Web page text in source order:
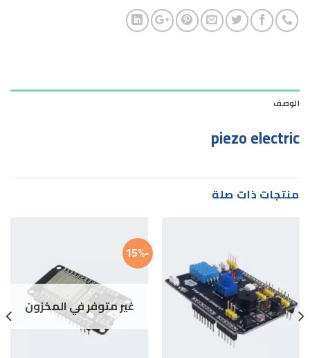
الوصف
piezo electric
منتجات ذات صلة
-15%
غير متوفر في المخزون